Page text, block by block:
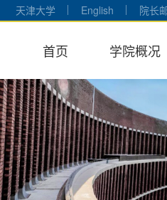
天津大学 English 院长
首页 学院概况